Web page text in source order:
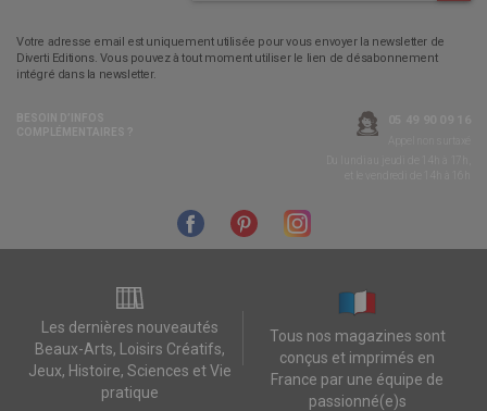
Votre adresse email est uniquement utilisée pour vous envoyer la newsletter de
Diverti Editions. Vous pouvez à tout moment utiliser le lien de désabonnement
intégré dans la newsletter.
Les dernières nouveautés
Beaux-Arts, Loisirs Créatifs,
Jeux, Histoire, Sciences et Vie
pratique
Tous nos magazines sont
conçus et imprimés en
France par une équipe de
passionné(e)s